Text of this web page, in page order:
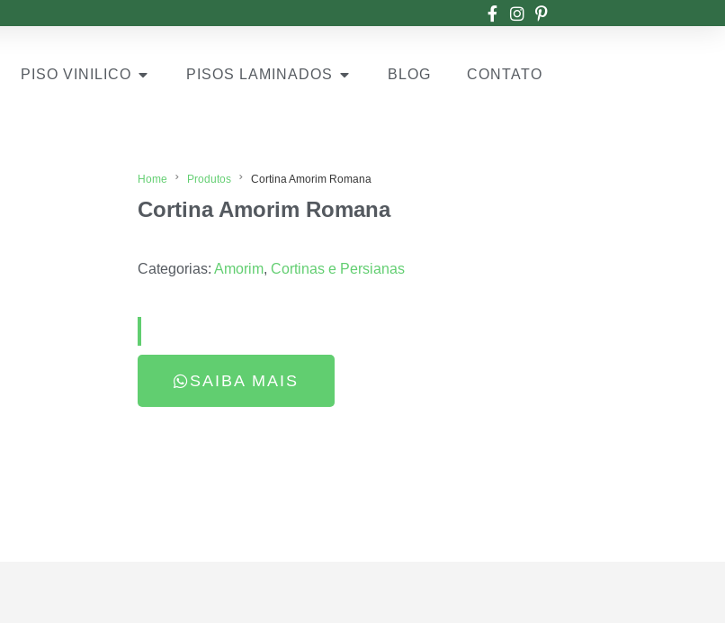
PISO VINILICO PISOS LAMINADOS BLOG CONTATO
Home Produtos Cortina Amorim Romana
Cortina Amorim Romana
Categorias: Amorim, Cortinas e Persianas
SAIBA MAIS